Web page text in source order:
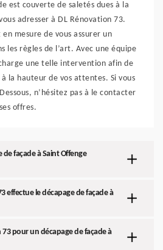
est couverte de saletés dues à la
adresser à DL Rénovation 73.
mesure de vous assurer un
les règles de l’art. Avec une équipe
une telle intervention afin de
la hauteur de vos attentes. Si vous
n’hésitez pas à le contacter
offres.
façade à Saint Offenge
effectue le décapage de façade à
73 pour un décapage de façade à